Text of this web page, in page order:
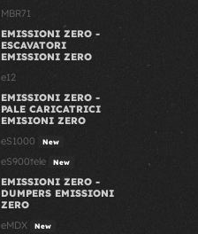
MBR71
EMISSIONI ZERO -
ESCAVATORI
EMISSIONI ZERO
e12
EMISSIONI ZERO -
PALE CARICATRICI
EMISIONI ZERO
eS1000
New
eS900tele New
EMISSIONI ZERO -
DUMPERS EMISSIONI
ZERO
eMDX
New